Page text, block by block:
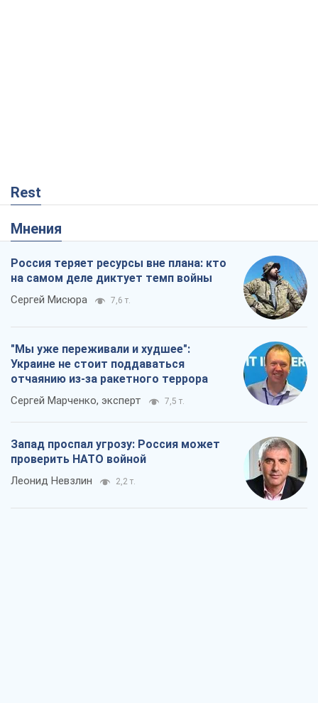
Rest
Мнения
Россия теряет ресурсы вне плана: кто
на самом деле диктует темп войны
Сергей Мисюра 7,6 т.
"Мы уже переживали и худшее":
Украине не стоит поддаваться
отчаянию из-за ракетного террора
Сергей Марченко, эксперт 7,5 т.
Запад проспал угрозу: Россия может
проверить НАТО войной
Леонид Невзлин 2,2 т.